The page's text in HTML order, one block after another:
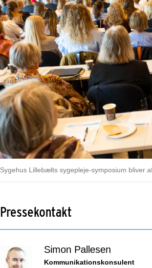
Sygehus Lillebælts sygepleje-symposium bliver
Pressekontakt
Simon Pallesen
Kommunikationskonsulent